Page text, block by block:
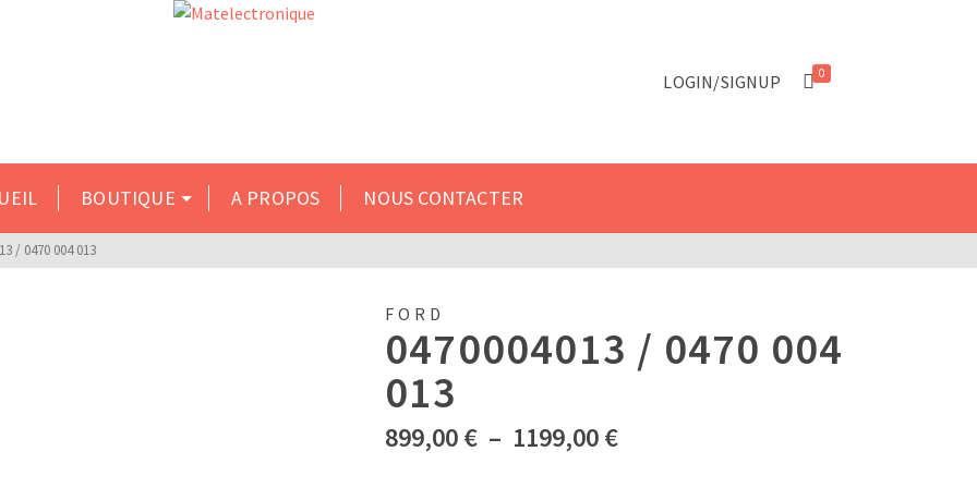
LOGIN/SIGNUP 0
BOUTIQUE A PROPOS NOUS CONTACTER
/ 0470 004 013
FORD
0470004013 / 0470 004
013
899,00€ – 1199,00€Plage